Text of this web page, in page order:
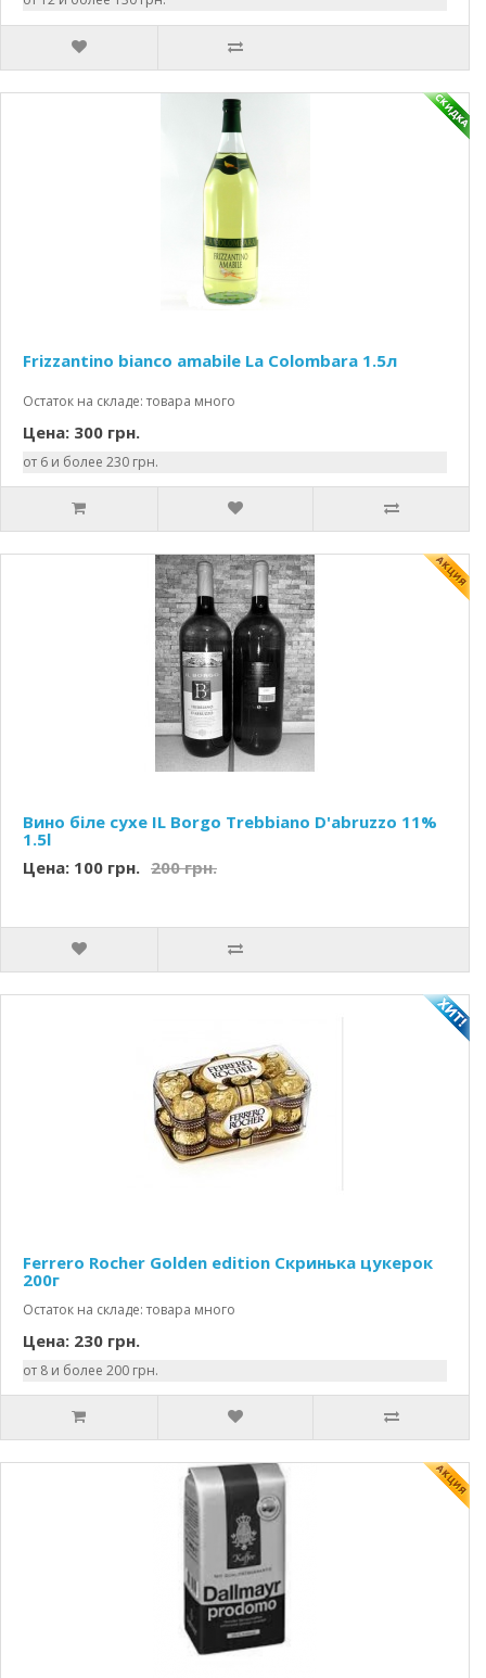
Frizzantino bianco amabile La Colombara 1.5л
Остаток на складе: товара много
Цена: 300 грн.
от 6 и более 230 грн.
Вино біле сухе IL Borgo Trebbiano D'abruzzo 11%
1.5l
Цена: 100 грн. 200 грн.
Ferrero Rocher Golden edition Скринька цукерок
200г
Остаток на складе: товара много
Цена: 230 грн.
от 8 и более 200 грн.